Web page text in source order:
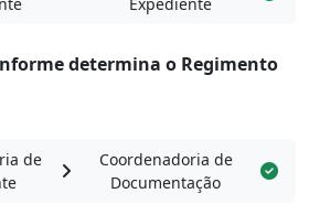
determina o Regimento
de
Coordenadoria de
Documentação